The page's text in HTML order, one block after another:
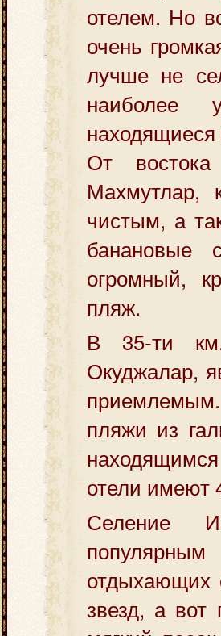
отелем. Но
очень
лучше не
наиболее
От
Махмутлар,
чистым, а
банановые
огромный,
пляж.
В 35-ти
Окуджалар,
пляжи из
отели имеют
Селение
отдыхающих
звезд, а вот